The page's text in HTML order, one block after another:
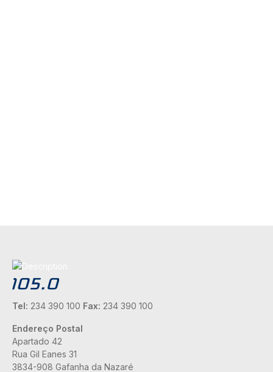
Tel: 234 390 100 Fax: 234 390 100
Endereço Postal
Apartado 42
Rua Gil Eanes 31
3834-908 Gafanha da Nazaré